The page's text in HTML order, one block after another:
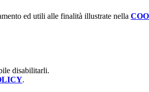
ed utili alle finalità illustrate nella
disabilitarli.
.